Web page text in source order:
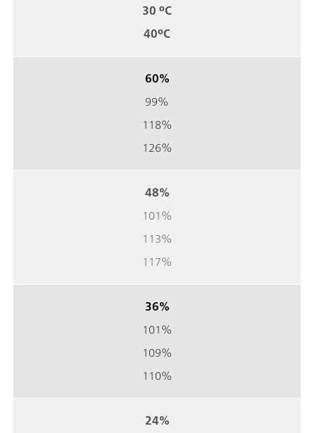
30 ºC
40ºC
60%
99%
118%
126%
48%
101%
113%
117%
36%
101%
109%
110%
24%